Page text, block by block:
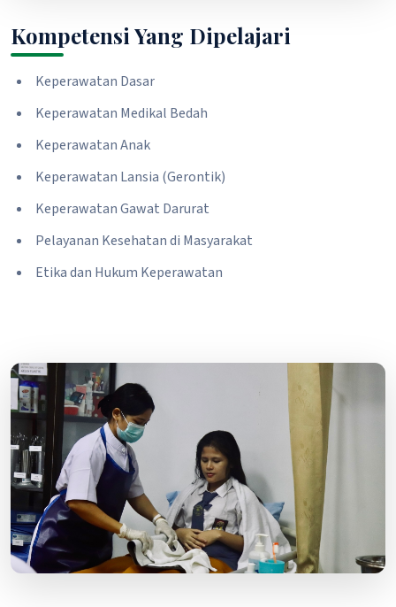
Kompetensi Yang Dipelajari
Keperawatan Dasar
Keperawatan Medikal Bedah
Keperawatan Anak
Keperawatan Lansia (Gerontik)
Keperawatan Gawat Darurat
Pelayanan Kesehatan di Masyarakat
Etika dan Hukum Keperawatan